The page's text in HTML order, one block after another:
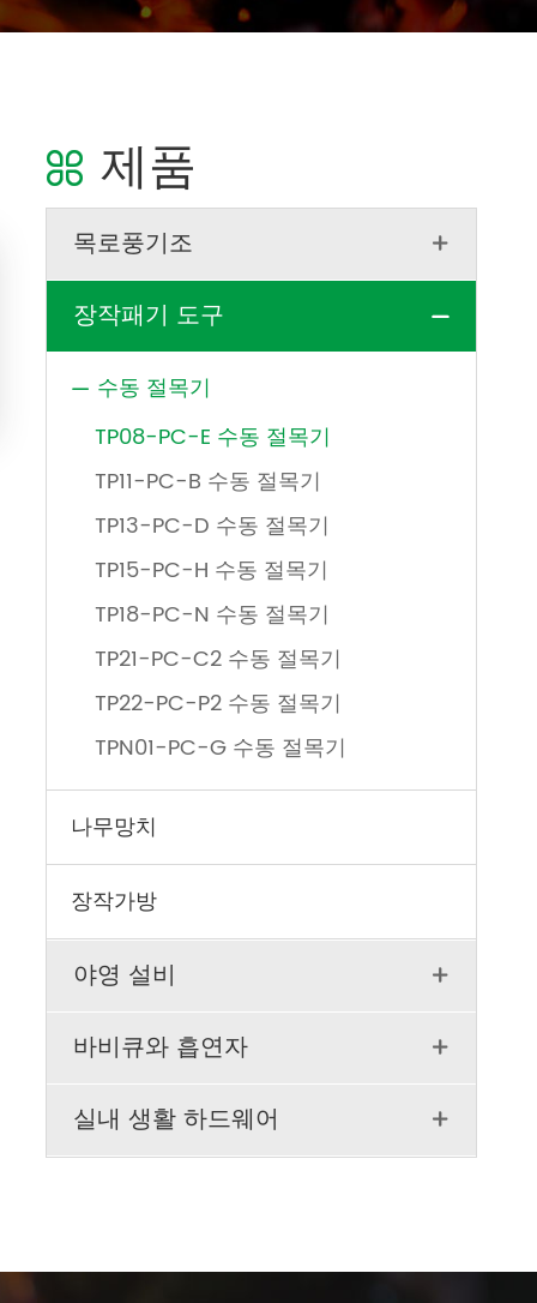
 제품
목로풍기조 
장작패기 도구 
 수동 절목기
TP08-PC-E 수동 절목기
TP11-PC-B 수동 절목기
TP13-PC-D 수동 절목기
TP15-PC-H 수동 절목기
TP18-PC-N 수동 절목기
TP21-PC-C2 수동 절목기
TP22-PC-P2 수동 절목기
TPN01-PC-G 수동 절목기
나무망치
장작가방
야영 설비 
바비큐와 흡연자 
실내 생활 하드웨어 